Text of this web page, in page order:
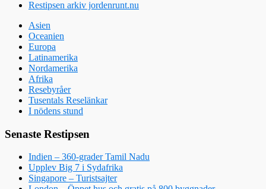
Restipsen arkiv jordenrunt.nu
Asien
Oceanien
Europa
Latinamerika
Nordamerika
Afrika
Resebyråer
Tusentals Reselänkar
I nödens stund
Senaste Restipsen
Indien – 360-grader Tamil Nadu
Upplev Big 7 i Sydafrika
Singapore – Turistsajter